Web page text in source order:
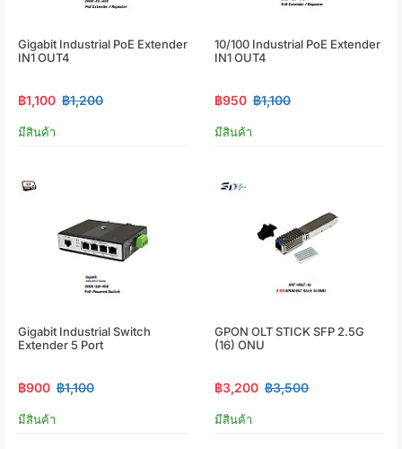
Gigabit Industrial PoE Extender
IN1 OUT4
฿1,100 ฿1,200
มีสินค้า
10/100 Industrial PoE Extender
IN1 OUT4
฿950 ฿1,100
มีสินค้า
Gigabit Industrial Switch
Extender 5 Port
฿900 ฿1,100
มีสินค้า
GPON OLT STICK SFP 2.5G
(16) ONU
฿3,200 ฿3,500
มีสินค้า